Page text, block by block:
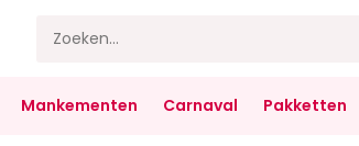
Mankementen Carnaval Pakketten